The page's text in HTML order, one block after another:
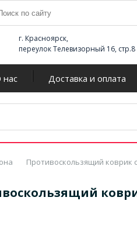
г. Красноярск,
переулок Телевизорный 16, стр.8
нас Доставка и оплата
Противоскользящий коврик